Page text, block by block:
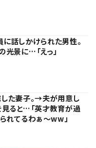
話しかけられた男性。
光景に…「えっ」
た妻子。→夫が用意し
ると…「英才教育が過
れてるわぁ～ww」